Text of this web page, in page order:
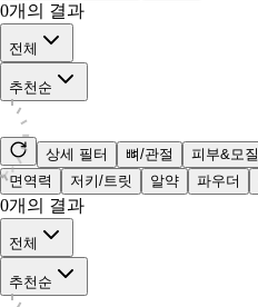
0개의 결과
전체
추천순
상세 필터 뼈/관절 피부&모질
면역력
저키/트릿 알약 파우더
0개의 결과
전체
추천순